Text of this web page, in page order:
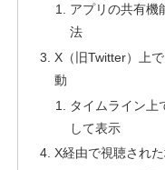
アプリの共有機
法
X（旧Twitter）上
動
タイムライン上
して表示
X経由で視聴され